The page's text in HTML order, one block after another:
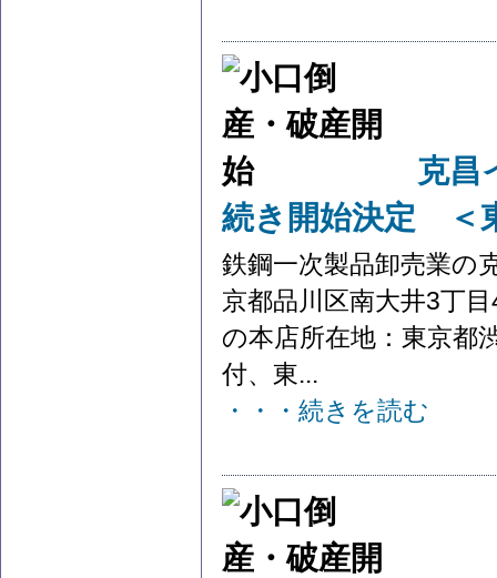
克昌
続き開始決定 ＜
鉄鋼一次製品卸売業の
京都品川区南大井3丁
の本店所在地：東京都
付、東...
・・・続きを読む